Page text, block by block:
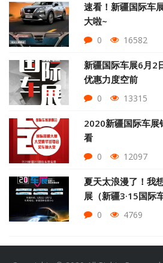
速看！新疆国际车
大啦~
0 16582
新疆国际车展6月2
优惠力度空前
0 13315
2020新疆国际车展
看
0 12097
夏天太浪漫了！我
展（新疆3·15国际
0 4769